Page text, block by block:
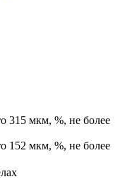
315 мкм, %, не более
152 мкм, %, не более